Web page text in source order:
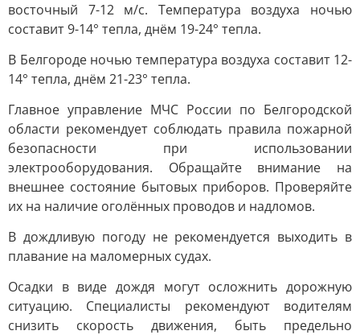
восточный 7-12 м/с. Температура воздуха ночью
составит 9-14° тепла, днём 19-24° тепла.
В Белгороде ночью температура воздуха составит 12-
14° тепла, днём 21-23° тепла.
Главное управление МЧС России по Белгородской
области рекомендует соблюдать правила пожарной
безопасности при использовании
электрооборудования. Обращайте внимание на
внешнее состояние бытовых приборов. Проверяйте
их на наличие оголённых проводов и надломов.
В дождливую погоду не рекомендуется выходить в
плавание на маломерных судах.
Осадки в виде дождя могут осложнить дорожную
ситуацию. Специалисты рекомендуют водителям
снизить скорость движения, быть предельно